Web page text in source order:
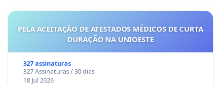
PELA ACEITAÇÃO DE ATESTADOS MÉDICOS DE CURTA
DURAÇÃO NA UNIOESTE
327 assinaturas
327 Assinaturas / 30 dias
18 Jul 2026